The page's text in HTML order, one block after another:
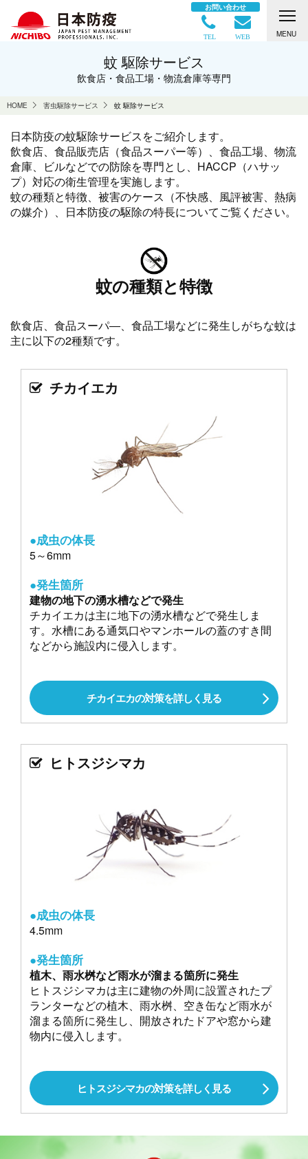
お問い合わせ
TEL WEB MENU
蚊 駆除サービス
飲食店・食品工場・物流倉庫等専門
HOME 害虫駆除サービス 蚊 駆除サービス
日本防疫の蚊駆除サービスをご紹介します。
飲食店、食品販売店（食品スーパー等）、食品工場、物流
倉庫、ビルなどでの防除を専門とし、HACCP（ハサッ
プ）対応の衛生管理を実施します。
蚊の種類と特徴、被害のケース（不快感、風評被害、熱病
の媒介）、日本防疫の駆除の特長についてご覧ください。
蚊の種類と特徴
飲食店、食品スーパ―、食品工場などに発生しがちな蚊は
主に以下の2種類です。
チカイエカ
●成虫の体長
5～6mm
●発生箇所
建物の地下の湧水槽などで発生
チカイエカは主に地下の湧水槽などで発生しま
す。水槽にある通気口やマンホールの蓋のすき間
などから施設内に侵入します。
チカイエカの対策を詳しく見る
ヒトスジシマカ
●成虫の体長
4.5mm
●発生箇所
植木、雨水桝など雨水が溜まる箇所に発生
ヒトスジシマカは主に建物の外周に設置されたプ
ランターなどの植木、雨水桝、空き缶など雨水が
溜まる箇所に発生し、開放されたドアや窓から建
物内に侵入します。
ヒトスジシマカの対策を詳しく見る